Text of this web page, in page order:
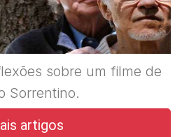
sobre um filme de
Sorrentino.
artigos